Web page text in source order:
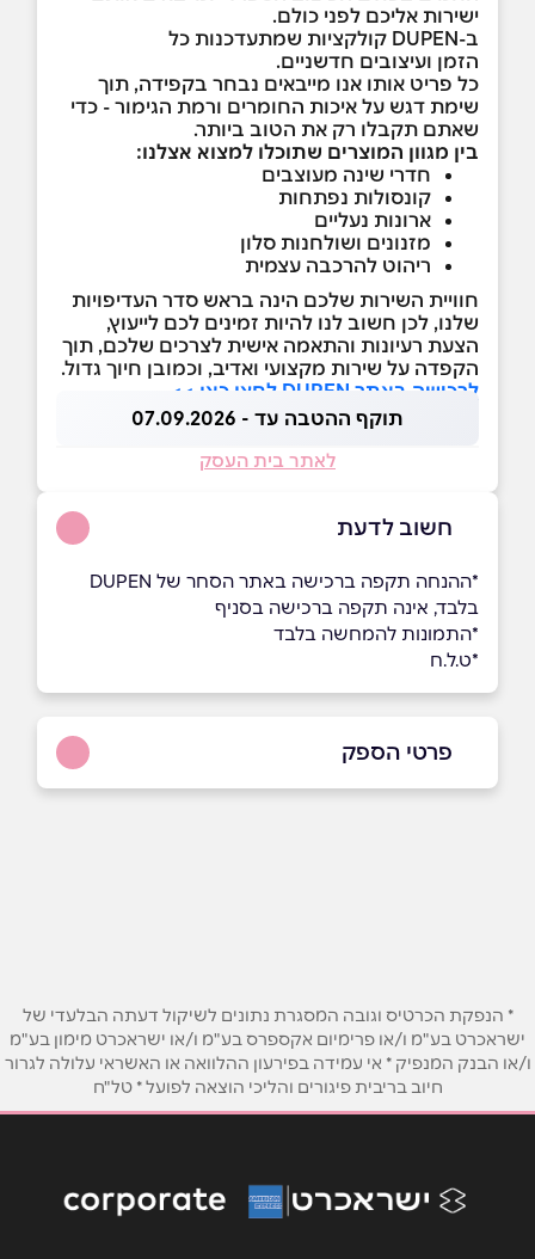
ישירות אליכם לפני כולם.
ב-DUPEN קולקציות שמתעדכנות כל
הזמן ועיצובים חדשניים.
כל פריט אותו אנו מייבאים נבחר בקפידה, תוך
שימת דגש על איכות החומרים ורמת הגימור - כדי
שאתם תקבלו רק את הטוב ביותר.
בין מגוון המוצרים שתוכלו למצוא אצלנו:
חדרי שינה מעוצבים
קונסולות נפתחות
ארונות נעליים
מזנונים ושולחנות סלון
ריהוט להרכבה עצמית
חוויית השירות שלכם הינה בראש סדר העדיפויות
שלנו, לכן חשוב לנו להיות זמינים לכם לייעוץ,
הצעת רעיונות והתאמה אישית לצרכים שלכם, תוך
הקפדה על שירות מקצועי ואדיב, וכמובן חיוך גדול.
לרכישה באתר DUPEN לחצו כאן >>
תוקף ההטבה עד - 07.09.2026
לאתר בית העסק
חשוב לדעת
*ההנחה תקפה ברכישה באתר הסחר של DUPEN
בלבד, אינה תקפה ברכישה בסניף
*התמונות להמחשה בלבד
*ט.ל.ח
פרטי הספק
טלפון*
נושא *
* הנפקת הכרטיס וגובה המסגרת נתונים לשיקול דעתה הבלעדי של
ישראכרט בע"מ ו/או פרימיום אקספרס בע"מ ו/או ישראכרט מימון בע"מ
ו/או הבנק המנפיק * אי עמידה בפירעון ההלוואה או האשראי עלולה לגרור
חיוב בריבית פיגורים והליכי הוצאה לפועל * טל"ח